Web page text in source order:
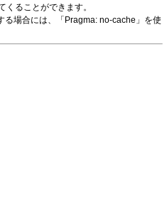
くることができます。
場合には、「Pragma: no-cache」を使